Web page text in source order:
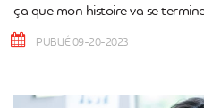
ça que mon histoire va se
PUBLIÉ 09-20-2023